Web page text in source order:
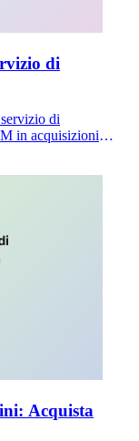
di
di
in acquisizioni
Acquista